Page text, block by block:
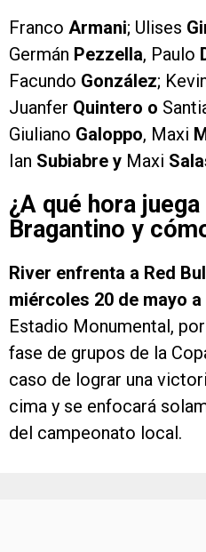
Franco Armani; Ulises
Germán Pezzella, Paulo
Facundo González;
Juanfer Quintero o
Giuliano Galoppo, Maxi
Ian Subiabre y Maxi
¿A qué hora
Bragantino y
River enfrenta a Red
miércoles 20 de mayo
Estadio Monumental,
fase de grupos de la
caso de lograr una
cima y se enfocará
del campeonato local.